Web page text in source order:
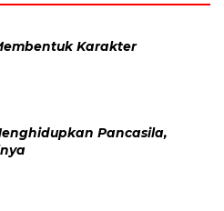
Karakter
Pancasila,